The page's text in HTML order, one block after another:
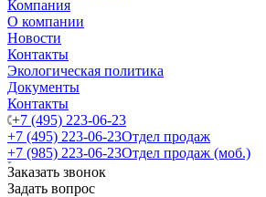
Компания
О компании
Новости
Контакты
Экологическая политика
Документы
Контакты
+7 (495) 223-06-23
+7 (495) 223-06-23Отдел продаж
+7 (985) 223-06-23Отдел продаж (моб.)
Заказать звонок
Задать вопрос